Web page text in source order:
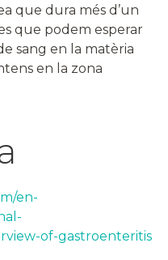
que dura més d’un
que podem esperar
sang en la matèria
en la zona
en-
of-gastroenteritis